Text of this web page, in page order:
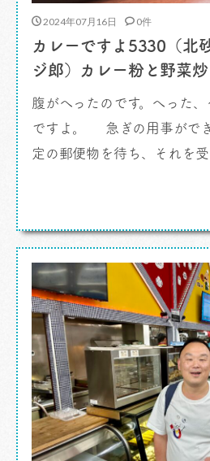
2024年07月16日 0件
カレーですよ5330（
ジ郎）カレー粉と野菜炒
腹がへったのです。へった
ですよ。 急ぎの用事がで
定の郵便物を待ち、それを
で出向き、提出。よしよし
で書式がこれではダメだと
成、手続きを終えました。
[…]